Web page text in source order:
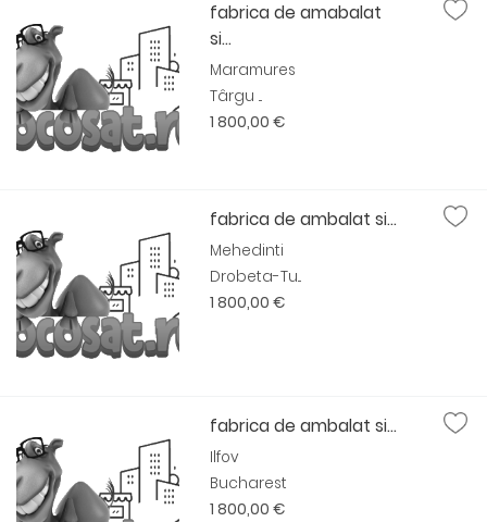
fabrica de amabalat
si...
Maramures
Târgu ...
1 800,00 €
fabrica de ambalat si...
Mehedinti
Drobeta-Tu...
1 800,00 €
fabrica de ambalat si...
Ilfov
Bucharest
1 800,00 €